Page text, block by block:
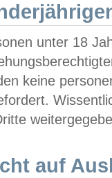
unter 18
keine
auf